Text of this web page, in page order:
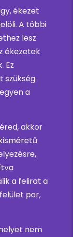
ékezet
A többi
lesz
ékezetek
Ez
szükség
a
akkor
a felirat a
por,
nem